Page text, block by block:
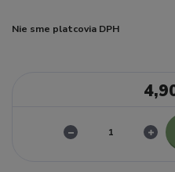
Nie sme platcovia DPH